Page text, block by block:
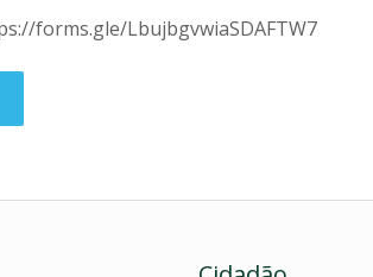
forms.gle/LbujbgvwiaSDAFTW7